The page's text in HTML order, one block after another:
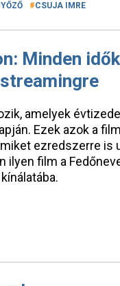
CSUJA IMRE
Minden
amelyek
Ezek azok a
ezredszerre is
ilyen film a